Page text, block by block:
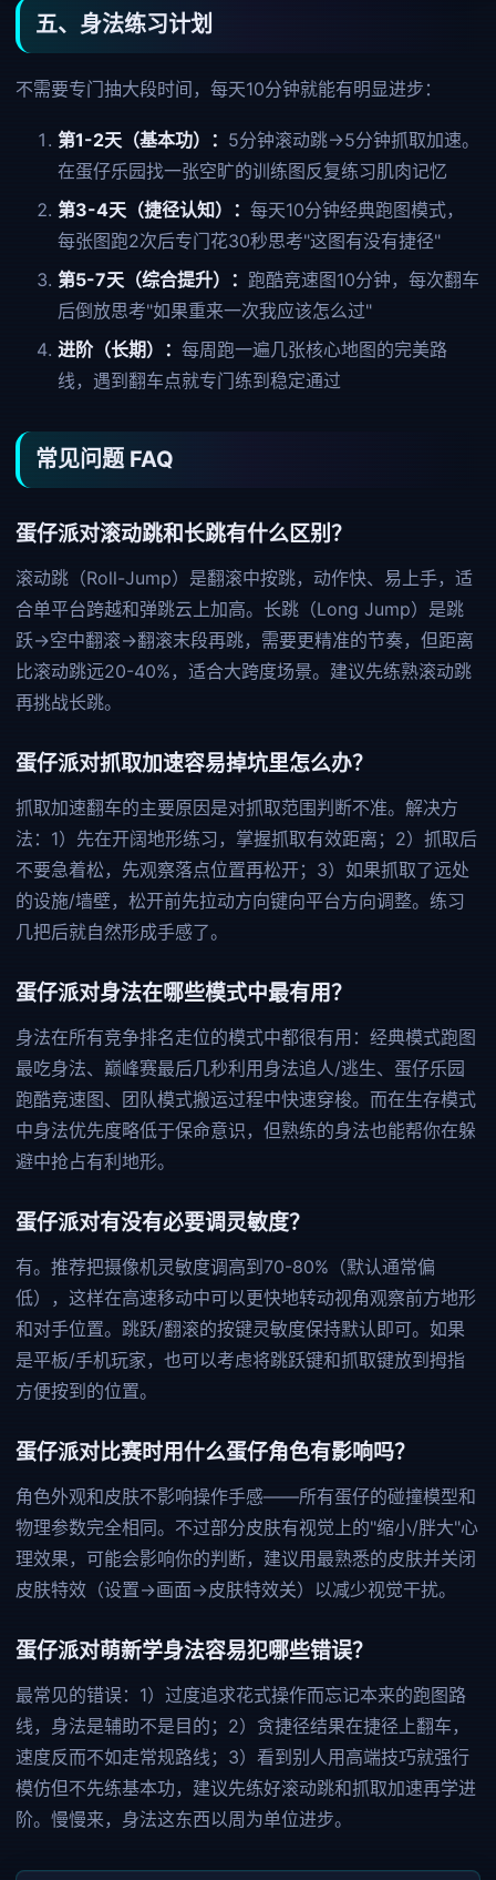
五、身法练习计划
不需要专门抽大段时间，每天10分钟就能有明显进步：
第1-2天（基本功）： 5分钟滚动跳→5分钟抓取加速。
在蛋仔乐园找一张空旷的训练图反复练习肌肉记忆
第3-4天（捷径认知）： 每天10分钟经典跑图模式，
每张图跑2次后专门花30秒思考"这图有没有捷径"
第5-7天（综合提升）： 跑酷竞速图10分钟，每次翻车
后倒放思考"如果重来一次我应该怎么过"
进阶（长期）： 每周跑一遍几张核心地图的完美路
线，遇到翻车点就专门练到稳定通过
常见问题 FAQ
蛋仔派对滚动跳和长跳有什么区别？
滚动跳（Roll-Jump）是翻滚中按跳，动作快、易上手，适
合单平台跨越和弹跳云上加高。长跳（Long Jump）是跳
跃→空中翻滚→翻滚末段再跳，需要更精准的节奏，但距离
比滚动跳远20-40%，适合大跨度场景。建议先练熟滚动跳
再挑战长跳。
蛋仔派对抓取加速容易掉坑里怎么办？
抓取加速翻车的主要原因是对抓取范围判断不准。解决方
法：1）先在开阔地形练习，掌握抓取有效距离；2）抓取后
不要急着松，先观察落点位置再松开；3）如果抓取了远处
的设施/墙壁，松开前先拉动方向键向平台方向调整。练习
几把后就自然形成手感了。
蛋仔派对身法在哪些模式中最有用？
身法在所有竞争排名走位的模式中都很有用：经典模式跑图
最吃身法、巅峰赛最后几秒利用身法追人/逃生、蛋仔乐园
跑酷竞速图、团队模式搬运过程中快速穿梭。而在生存模式
中身法优先度略低于保命意识，但熟练的身法也能帮你在躲
避中抢占有利地形。
蛋仔派对有没有必要调灵敏度？
有。推荐把摄像机灵敏度调高到70-80%（默认通常偏
低），这样在高速移动中可以更快地转动视角观察前方地形
和对手位置。跳跃/翻滚的按键灵敏度保持默认即可。如果
是平板/手机玩家，也可以考虑将跳跃键和抓取键放到拇指
方便按到的位置。
蛋仔派对比赛时用什么蛋仔角色有影响吗？
角色外观和皮肤不影响操作手感——所有蛋仔的碰撞模型和
物理参数完全相同。不过部分皮肤有视觉上的"缩小/胖大"心
理效果，可能会影响你的判断，建议用最熟悉的皮肤并关闭
皮肤特效（设置→画面→皮肤特效关）以减少视觉干扰。
蛋仔派对萌新学身法容易犯哪些错误？
最常见的错误：1）过度追求花式操作而忘记本来的跑图路
线，身法是辅助不是目的；2）贪捷径结果在捷径上翻车，
速度反而不如走常规路线；3）看到别人用高端技巧就强行
模仿但不先练基本功，建议先练好滚动跳和抓取加速再学进
阶。慢慢来，身法这东西以周为单位进步。